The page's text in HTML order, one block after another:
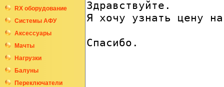
RX оборудование
Системы АФУ
Аксессуары
Мачты
Нагрузки
Балуны
Переключатели